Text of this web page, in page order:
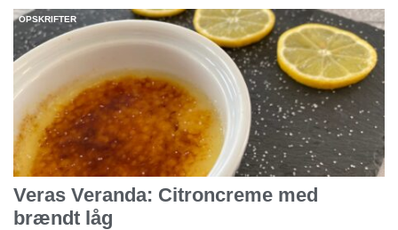
OPSKRIFTER
Veras Veranda: Citroncreme med
brændt låg